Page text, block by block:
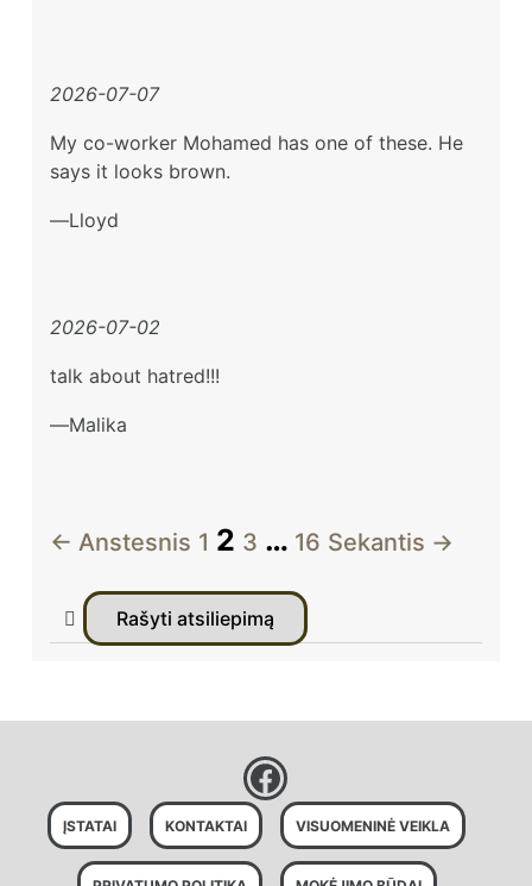
2026-07-07
My co-worker Mohamed has one of these. He
says it looks brown.
Lloyd
2026-07-02
talk about hatred!!!
Malika
← Anstesnis 1 2 3 … 16 Sekantis →
Rašyti atsiliepimą
ĮSTATAI KONTAKTAI VISUOMENINĖ VEIKLA